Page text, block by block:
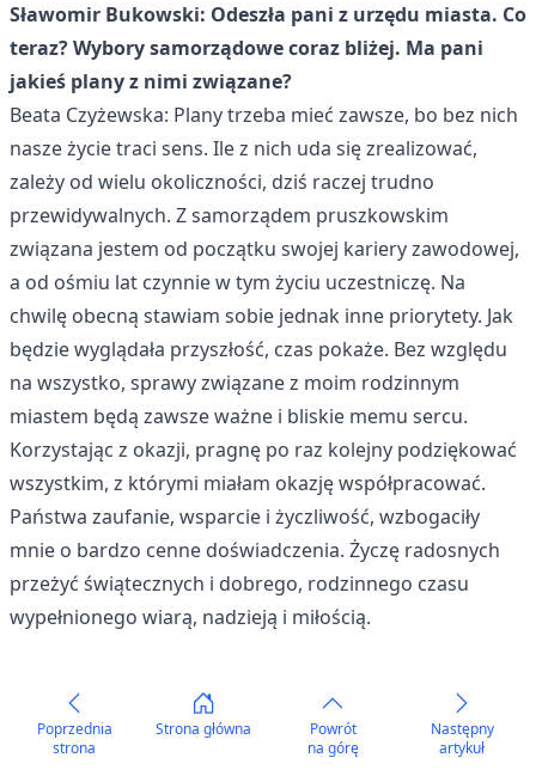
Sławomir Bukowski: Odeszła pani z urzędu miasta. Co
teraz? Wybory samorządowe coraz bliżej. Ma pani
jakieś plany z nimi związane?
Beata Czyżewska: Plany trzeba mieć zawsze, bo bez nich
nasze życie traci sens. Ile z nich uda się zrealizować,
zależy od wielu okoliczności, dziś raczej trudno
przewidywalnych. Z samorządem pruszkowskim
związana jestem od początku swojej kariery zawodowej,
a od ośmiu lat czynnie w tym życiu uczestniczę. Na
chwilę obecną stawiam sobie jednak inne priorytety. Jak
będzie wyglądała przyszłość, czas pokaże. Bez względu
na wszystko, sprawy związane z moim rodzinnym
miastem będą zawsze ważne i bliskie memu sercu.
Korzystając z okazji, pragnę po raz kolejny podziękować
wszystkim, z którymi miałam okazję współpracować.
Państwa zaufanie, wsparcie i życzliwość, wzbogaciły
mnie o bardzo cenne doświadczenia. Życzę radosnych
przeżyć świątecznych i dobrego, rodzinnego czasu
wypełnionego wiarą, nadzieją i miłością.
Poprzednia
strona
Strona główna
Powrót
na górę
Następny
artykuł